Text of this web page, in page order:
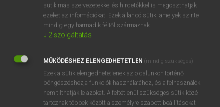
belépek.
REGISZTRÁCIÓ
EURÓPAI UNIÓS TERMINOLÓGIAI SZÓTÁR
Kapcsolódó anyagok
sütik más szervezetekkel és hirdetőkkel is megoszthatják
ezeket az információkat. Ezek állandó sütik, amelyek szinte
mindig egy harmadik féltől származnak.
↓ 2 szolgáltatás
MŰKÖDÉSHEZ ELENGEDHETETLEN (mindig szükséges)
Ezek a sütik elengedhetetlenek az oldalunkon történő
böngészéshez,a funkciók használatához, és a felhasználók
nem tilthatják le azokat. A feltétlenül szükséges sütik közé
tartoznak többek között a személyre szabott beállításokat